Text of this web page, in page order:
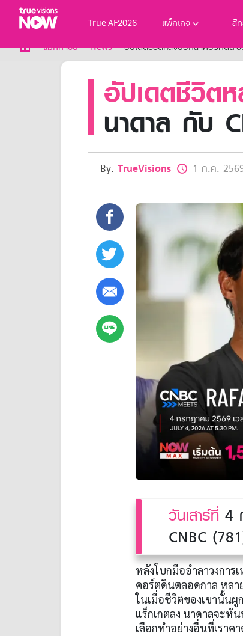
True AF2026 แพ็กเกจ สิ
True AF2026
แพ็กเกจ
NOW SPORTS
NOW Muay Thai
แพ็กเกจทรูวิชันส์นาวทั้งหมด
เคเบิลและจานดาวเทียม
แพ็กเกจสำหรับผู้ประกอบการ
แม็กกาซีน News อัปเดตชีวิตหลังบอกลาคอร์ทดิน ข
อัปเดตชีวิต
นาดาล กับ
By: TrueVisions 1 ก.ค.
วันเสาร์ที่ 4
CNBC
หลังโบกมืออำลาวงการ
คอร์ตดินตลอดกาล หล
ในเมื่อชีวิตของเขานั้น
แร็กเกตลง นาดาลจะหั
เลือกทำอย่างอื่นที่เราคา